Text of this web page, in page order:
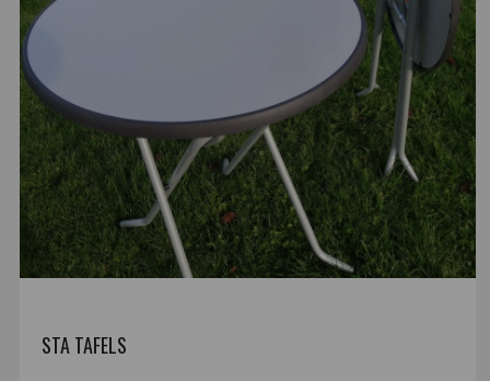
STA TAFELS